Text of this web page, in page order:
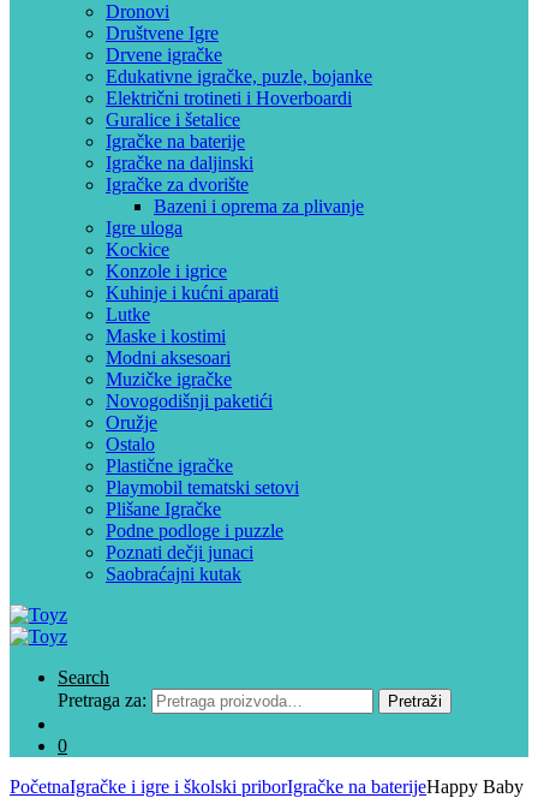
Dronovi
Društvene Igre
Drvene igračke
Edukativne igračke, puzle, bojanke
Električni trotineti i Hoverboardi
Guralice i šetalice
Igračke na baterije
Igračke na daljinski
‎Igračke za dvorište
Bazeni i oprema za plivanje
Igre uloga
Kockice
Konzole i igrice
Kuhinje i kućni aparati
Lutke
Maske i kostimi
Modni aksesoari
Muzičke igračke
Novogodišnji paketići
Oružje
Ostalo
Plastične igračke
Playmobil tematski setovi
Plišane Igračke
Podne podloge i puzzle
Poznati dečji junaci
Saobraćajni kutak
Search
Pretraga za:
Pretraži
0
PočetnaIgračke i igre i školski priborIgračke na baterijeHappy Baby